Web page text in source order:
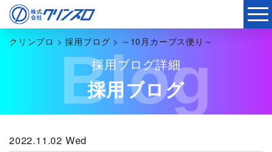
Blog
クリンプロ >採用ブログ> ～10月カーブス便り～
採用ブログ詳細
採用ブログ
2022.11.02 Wed